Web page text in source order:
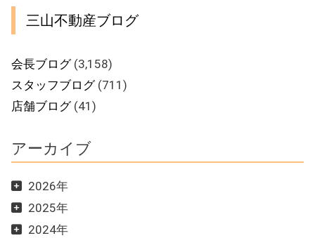
三山不動産ブログ
会長ブログ(3,158)
スタッフブログ(711)
店舗ブログ(41)
アーカイブ
2026年
2025年
2024年